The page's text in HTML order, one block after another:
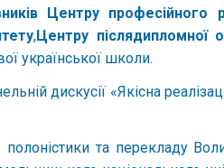
Центру професійного
,Центру післядипломної
української школи.
дискусії «Якісна
та перекладу